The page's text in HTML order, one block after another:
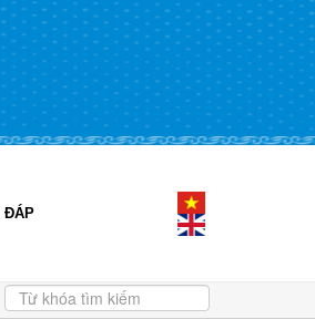
ĐÁP
hữu nghị" | 4 định hướng về công tác Gia đình
V/v đăng ký, đề xuất nhiệm
QĐ-TTg ngày 31/10/2025 ...